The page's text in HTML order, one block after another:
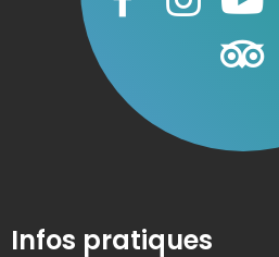
Infos pratiques